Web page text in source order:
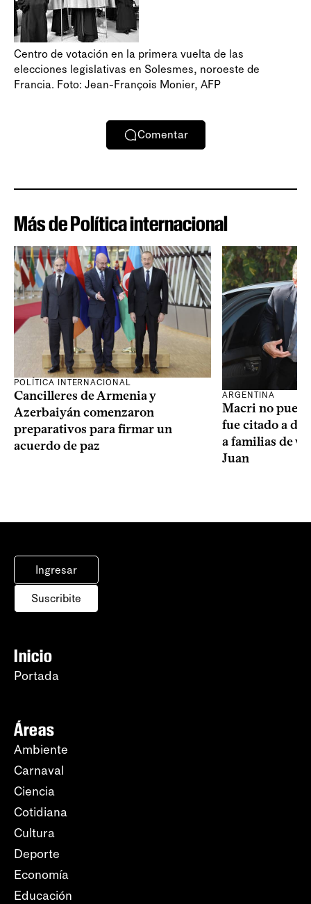
Centro de votación en la primera vuelta de las
elecciones legislativas en Solesmes, noroeste de
Francia. Foto: Jean-François Monier, AFP
Comentar
Más de Política internacional
POLÍTICA INTERNACIONAL
Cancilleres de Armenia y
Azerbaiyán comenzaron
preparativos para firmar un
acuerdo de paz
ARGENTINA
Macri no
fue citado a
a familias de
Juan
Ingresar
Suscribite
Inicio
Portada
Áreas
Ambiente
Carnaval
Ciencia
Cotidiana
Cultura
Deporte
Economía
Educación